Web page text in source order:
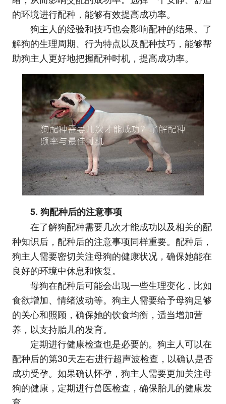
的环境进行配种，能够有效提高成功率。
狗主人的经验和技巧也会影响配种的结果。了
解狗的生理周期、行为特点以及配种技巧，能够帮
助狗主人更好地把握配种时机，提高成功率。
5. 狗配种后的注意事项
在了解狗配种需要几次才能成功以及相关的配
种知识后，配种后的注意事项同样重要。配种后，
狗主人需要密切关注母狗的健康状况，确保她能在
良好的环境中休息和恢复。
母狗在配种后可能会出现一些生理变化，比如
食欲增加、情绪波动等。狗主人需要给予母狗足够
的关心和照顾，确保她的饮食均衡，适当增加营
养，以支持胎儿的发育。
定期进行健康检查也是必要的。狗主人可以在
配种后的第30天左右进行超声波检查，以确认是否
成功受孕。如果确认怀孕，狗主人需要更加关注母
狗的健康，定期进行兽医检查，确保胎儿的健康发